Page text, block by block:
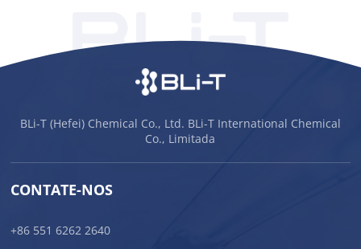
BLi-T (Hefei) Chemical Co., Ltd. BLi-T International Chemical
Co., Limitada
CONTATE-NOS
+86 551 6262 2640